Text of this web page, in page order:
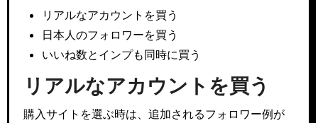
リアルなアカウントを買う
日本人のフォロワーを買う
いいね数とインプも同時に買う
リアルなアカウントを買う
購入サイトを選ぶ時は、追加されるフォロワー例が